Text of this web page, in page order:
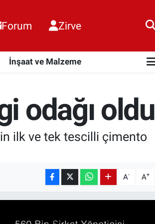
Forum Zirve
İnşaat ve Malzeme
odağı oldu
ilk ve tek tescilli çimento
A- A+